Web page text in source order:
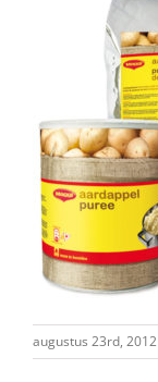
augustus 23rd, 2012